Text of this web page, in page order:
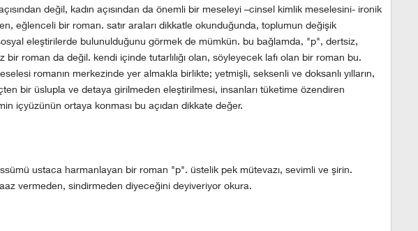
değil, kadın açısından da önemli bir meseleyi –cinsel kimlik meselesini- ironik
eğlenceli bir roman. satır araları dikkatle okunduğunda, toplumun değişik
eleştirilerde bulunulduğunu görmek de mümkün. bu bağlamda, "p", dertsiz,
bir roman da değil. kendi içinde tutarlılığı olan, söyleyecek lafı olan bir roman bu.
romanın merkezinde yer almakla birlikte; yetmişli, seksenli ve doksanlı yılların,
bir üslupla ve detaya girilmeden eleştirilmesi, insanları tüketime özendiren
içyüzünün ortaya konması bu açıdan dikkate değer.
ustaca harmanlayan bir roman "p". üstelik pek mütevazı, sevimli ve şirin.
vermeden, sindirmeden diyeceğini deyiveriyor okura.